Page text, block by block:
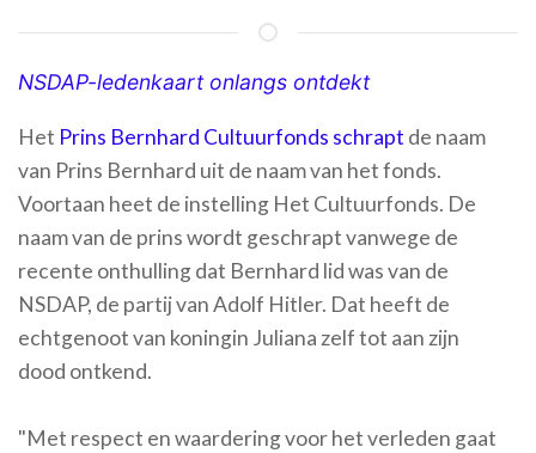
NSDAP-ledenkaart onlangs ontdekt
Het Prins Bernhard Cultuurfonds schrapt de naam
van Prins Bernhard uit de naam van het fonds.
Voortaan heet de instelling Het Cultuurfonds. De
naam van de prins wordt geschrapt vanwege de
recente onthulling dat Bernhard lid was van de
NSDAP, de partij van Adolf Hitler. Dat heeft de
echtgenoot van koningin Juliana zelf tot aan zijn
dood ontkend.
"Met respect en waardering voor het verleden gaat